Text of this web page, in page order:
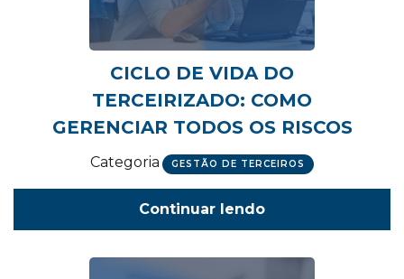
CICLO DE VIDA DO
TERCEIRIZADO: COMO
GERENCIAR TODOS OS RISCOS
Categoria GESTÃO DE TERCEIROS
Continuar lendo